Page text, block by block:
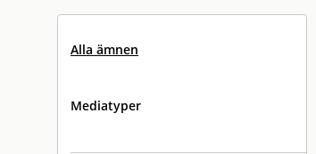
Alla ämnen
Mediatyper